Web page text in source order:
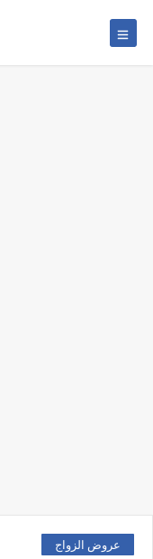
عروض الزواج